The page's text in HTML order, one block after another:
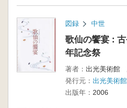
図録 中世
歌仙の饗宴 :
年記念祭
著者： 出光美術館
発行元： 出光美術館
出版年： 2006